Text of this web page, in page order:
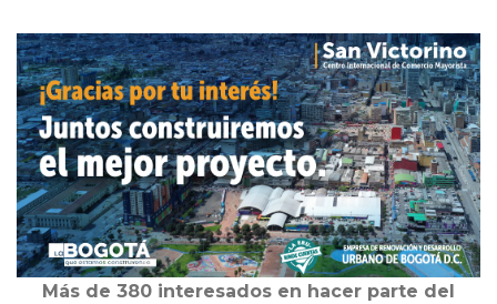
Más de 380 interesados en hacer parte del